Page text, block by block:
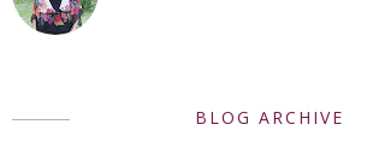
BLOG ARCHIVE